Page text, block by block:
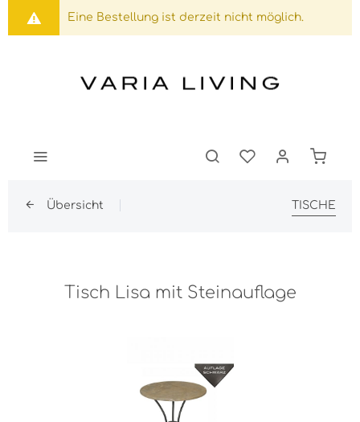
Eine Bestellung ist derzeit nicht möglich.
Übersicht TISCHE
Tisch Lisa mit Steinauflage